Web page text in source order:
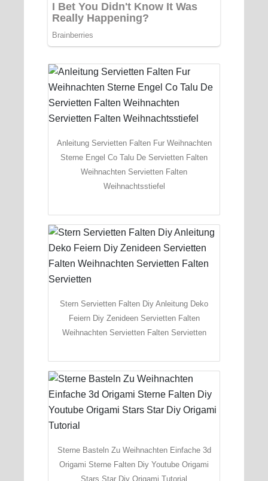
Anleitung Servietten Falten Fur Weihnachten
Sterne Engel Co Talu De Servietten Falten
Weihnachten Servietten Falten
Weihnachtsstiefel
Stern Servietten Falten Diy Anleitung Deko
Feiern Diy Zenideen Servietten Falten
Weihnachten Servietten Falten Servietten
Sterne Basteln Zu Weihnachten Einfache 3d
Origami Sterne Falten Diy Youtube Origami
Stars Star Diy Origami Tutorial